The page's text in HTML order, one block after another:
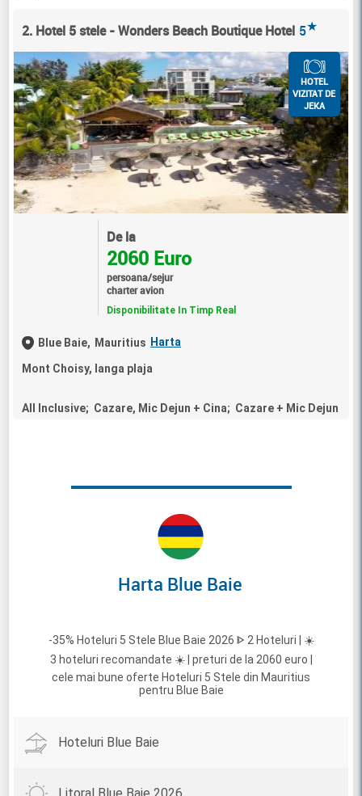
2. Hotel 5 stele - Wonders Beach Boutique Hotel 5★
HOTEL
VIZITAT DE
JEKA
De la
2060 Euro
persoana/sejur
charter avion
Disponibilitate In Timp Real
Blue Baie, Mauritius Harta
Mont Choisy, langa plaja
All Inclusive; Cazare, Mic Dejun + Cina; Cazare + Mic Dejun
Harta Blue Baie
-35% Hoteluri 5 Stele Blue Baie 2026 ᐈ 2 Hoteluri | ☀️
3 hoteluri recomandate ☀️ | preturi de la 2060 euro |
cele mai bune oferte Hoteluri 5 Stele din Mauritius
pentru Blue Baie
Hoteluri Blue Baie